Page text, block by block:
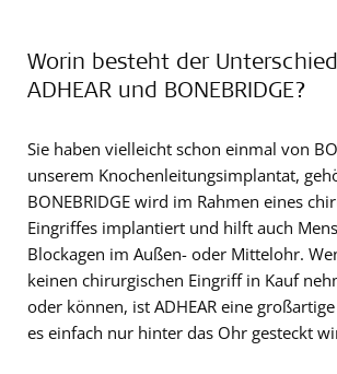
Worin besteht der
ADHEAR und BONEBRIDGE?
Sie haben vielleicht schon einmal von
unserem Knochenleitungsimplantat,
BONEBRIDGE wird im Rahmen eines
Eingriffes implantiert und hilft auch
Blockagen im Außen- oder Mittelohr.
keinen chirurgischen Eingriff in Kauf
oder können, ist ADHEAR eine
es einfach nur hinter das Ohr gesteckt